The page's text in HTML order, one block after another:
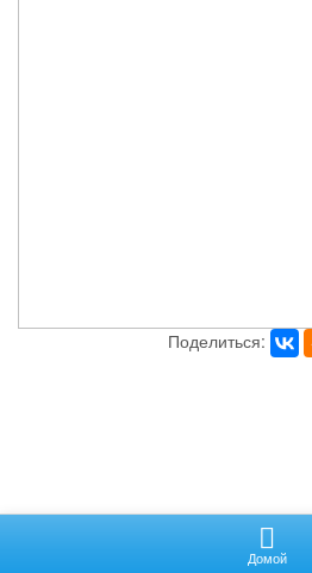
Поделиться:
Не нашли то, что
Домой